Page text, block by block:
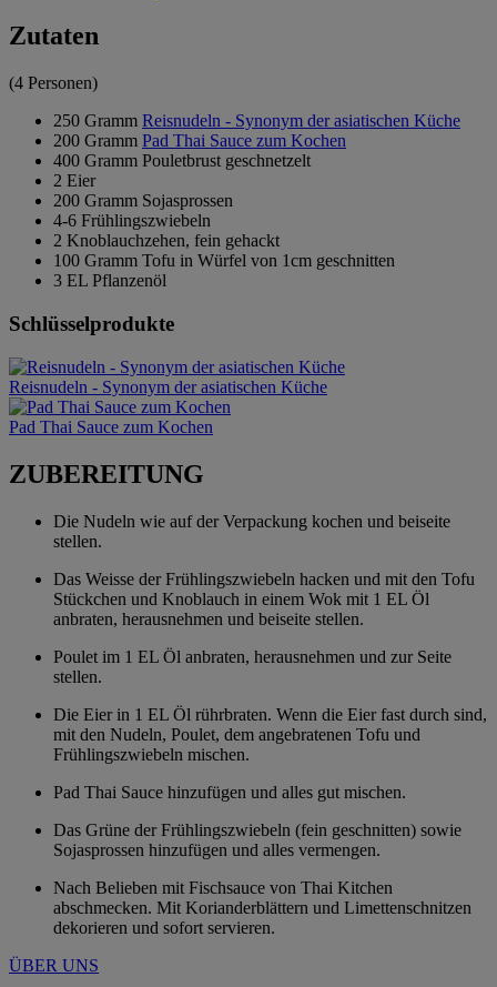
Zutaten
(4 Personen)
250 Gramm Reisnudeln - Synonym der asiatischen Küche
200 Gramm Pad Thai Sauce zum Kochen
400 Gramm Pouletbrust geschnetzelt
2 Eier
200 Gramm Sojasprossen
4-6 Frühlingszwiebeln
2 Knoblauchzehen, fein gehackt
100 Gramm Tofu in Würfel von 1cm geschnitten
3 EL Pflanzenöl
Schlüsselprodukte
Reisnudeln - Synonym der asiatischen Küche
Pad Thai Sauce zum Kochen
ZUBEREITUNG
Die Nudeln wie auf der Verpackung kochen und beiseite
stellen.
Das Weisse der Frühlingszwiebeln hacken und mit den Tofu
Stückchen und Knoblauch in einem Wok mit 1 EL Öl
anbraten, herausnehmen und beiseite stellen.
Poulet im 1 EL Öl anbraten, herausnehmen und zur Seite
stellen.
Die Eier in 1 EL Öl rührbraten. Wenn die Eier fast durch sind,
mit den Nudeln, Poulet, dem angebratenen Tofu und
Frühlingszwiebeln mischen.
Pad Thai Sauce hinzufügen und alles gut mischen.
Das Grüne der Frühlingszwiebeln (fein geschnitten) sowie
Sojasprossen hinzufügen und alles vermengen.
Nach Belieben mit Fischsauce von Thai Kitchen
abschmecken. Mit Korianderblättern und Limettenschnitzen
dekorieren und sofort servieren.
ÜBER UNS